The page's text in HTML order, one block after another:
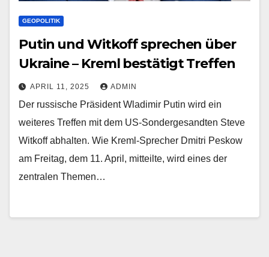
GEOPOLITIK
Putin und Witkoff sprechen über
Ukraine – Kreml bestätigt Treffen
APRIL 11, 2025 ADMIN
Der russische Präsident Wladimir Putin wird ein
weiteres Treffen mit dem US-Sondergesandten Steve
Witkoff abhalten. Wie Kreml-Sprecher Dmitri Peskow
am Freitag, dem 11. April, mitteilte, wird eines der
zentralen Themen…